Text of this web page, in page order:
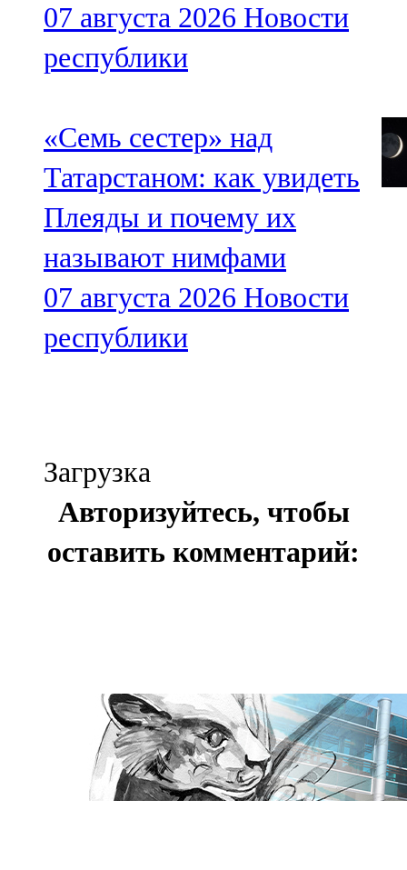
07 августа 2026 Новости
республики
«Семь сестер» над
Татарстаном: как увидеть
Плеяды и почему их
называют нимфами
07 августа 2026 Новости
республики
Загрузка
Авторизуйтесь, чтобы
оставить комментарий: